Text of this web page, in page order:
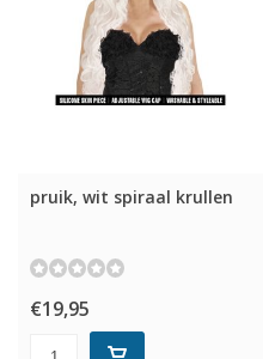
pruik, wit spiraal krullen
€19,95